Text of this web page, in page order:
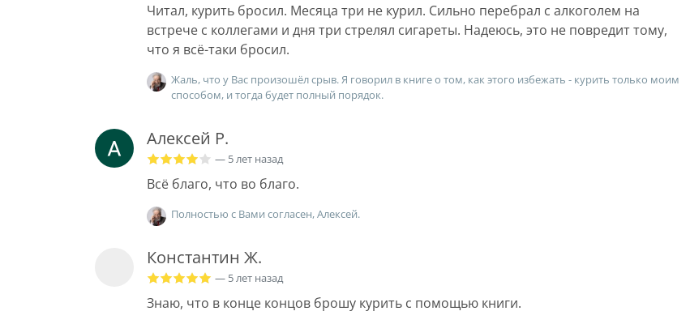
Читал, курить бросил. Месяца три не курил. Сильно перебрал с алкоголем на
встрече с коллегами и дня три стрелял сигареты. Надеюсь, это не повредит тому,
что я всё-таки бросил.
Жаль, что у Вас произошёл срыв. Я говорил в книге о том, как этого избежать - курить только моим
способом, и тогда будет полный порядок.
Алексей Р.
— 5 лет назад
Всё благо, что во благо.
Полностью с Вами согласен, Алексей.
Константин Ж.
— 5 лет назад
Знаю, что в конце концов брошу курить с помощью книги.